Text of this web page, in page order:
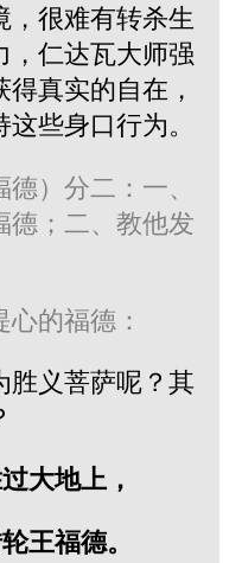
，很难有转杀生
，仁达瓦大师强
真实的自在，
些身口行为。
）分二：一、
德；二、教他发
的福德：
胜义菩萨呢？其
大地上，
王福德。